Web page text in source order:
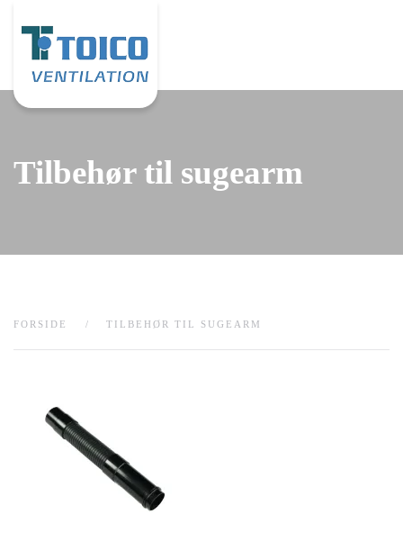
Gå til hovedindhold
Tilbehør til sugearm
FORSIDE TILBEHØR TIL SUGEARM